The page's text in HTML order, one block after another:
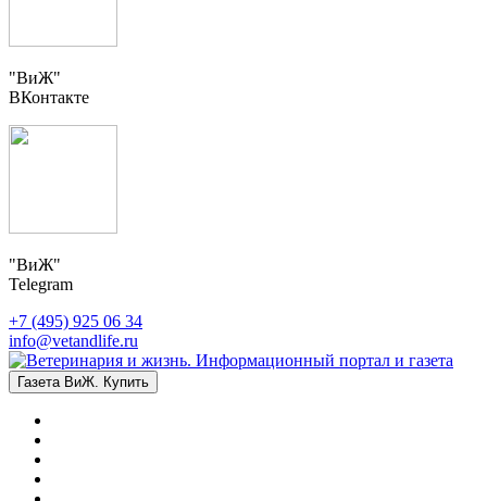
"ВиЖ"
ВКонтакте
"ВиЖ"
Telegram
+7 (495) 925 06 34
info@vetandlife.ru
Газета ВиЖ. Купить